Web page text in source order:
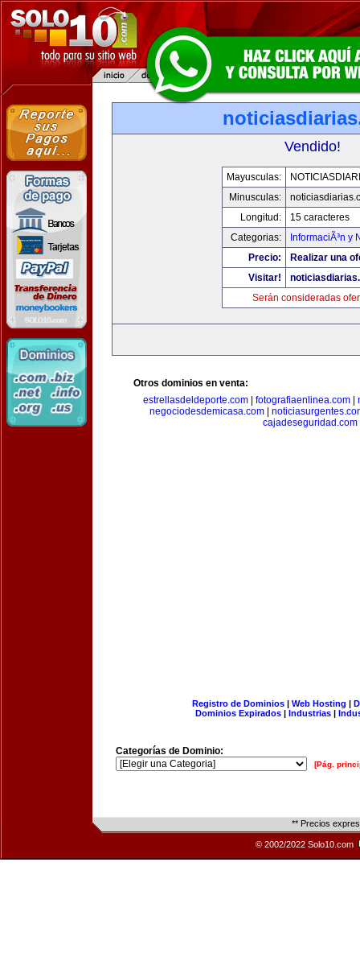
Vendido!
Mayusculas:
Minusculas:
Longitud:
15 caracteres
Categorias:
InformaciÃ³n y
Precio:
Realizar una
Visitar!
Serán consideradas
Otros dominios en venta:
estrellasdeldeporte.com
fotografiaenlinea.com
negociodesdemicasa.com
cajadeseguridad.com
Registro de Dominios| Web Hosting |
Dominios Expirados | Industrias |
Categorías de Dominio:
[Pág.
** Precios
© 2002/2022 Solo10.com